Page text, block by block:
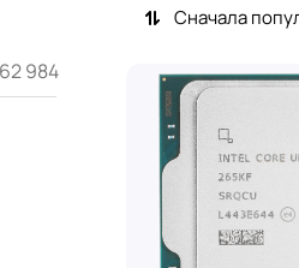
Сначала